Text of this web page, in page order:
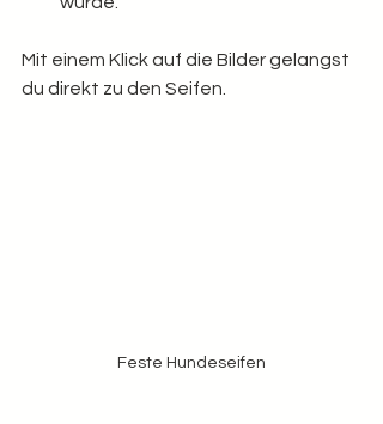
Mit einem Klick auf die Bilder gelangst
du direkt zu den Seifen.
Feste Hundeseifen